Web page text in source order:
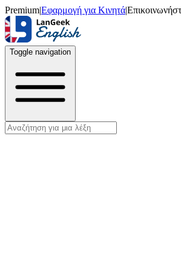
Premium|Εφαρμογή για Κινητά|
Toggle navigation